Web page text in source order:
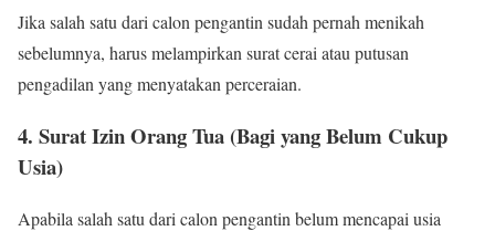
Jika salah satu dari calon pengantin sudah pernah menikah
sebelumnya, harus melampirkan surat cerai atau putusan
pengadilan yang menyatakan perceraian.
4. Surat Izin Orang Tua (Bagi yang Belum Cukup
Usia)
Apabila salah satu dari calon pengantin belum mencapai usia